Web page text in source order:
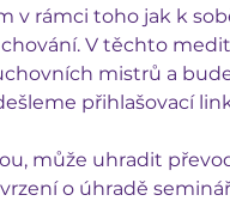
rámci toho jak k
V těchto
mistrů a
přihlašovací
může uhradit
o úhradě